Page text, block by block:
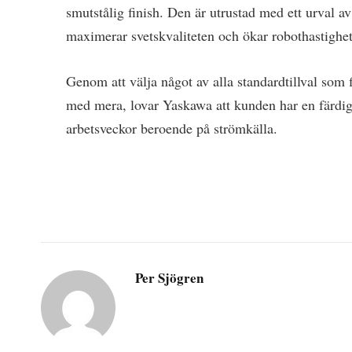
smutstålig finish. Den är utrustad med ett urval
maximerar svetskvaliteten och ökar
Genom att välja något av alla standardtillval
med mera, lovar Yaskawa att kunden har en
arbetsveckor beroende på strömkälla.
Per Sjögren